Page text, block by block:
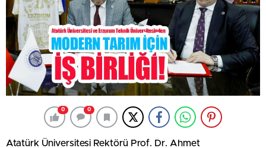
0 0
Atatürk Üniversitesi Rektörü Prof. Dr. Ahmet